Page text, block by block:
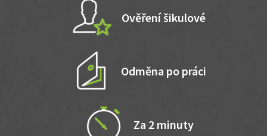
Ověření šikulové
Odměna po práci
Za 2 minuty